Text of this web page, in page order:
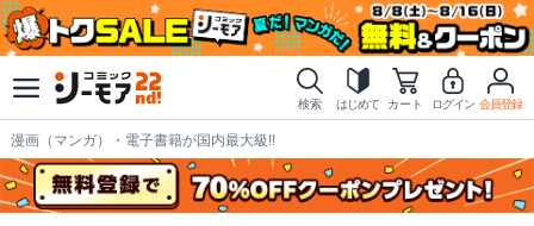
検索 はじめて カート ログイン 会員登録
漫画（マンガ）・電子書籍が国内最大級!!